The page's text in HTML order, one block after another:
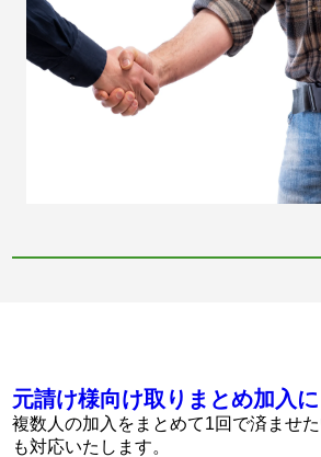
元請け様向け取りまとめ加入に
複数人の加入をまとめて1回で済ませ
も対応いたします。